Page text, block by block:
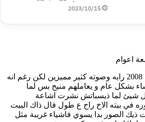
2023/10/15